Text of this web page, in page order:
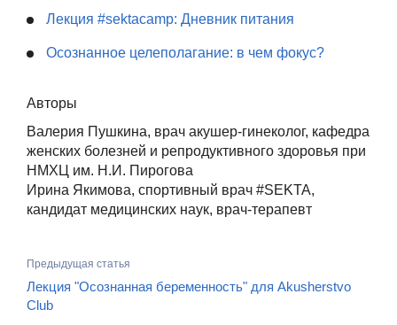
Лекция #sektacamp: Дневник питания
Осознанное целеполагание: в чем фокус?
Авторы
Валерия Пушкина, врач акушер-гинеколог, кафедра
женских болезней и репродуктивного здоровья при
НМХЦ им. Н.И. Пирогова
Ирина Якимова, спортивный врач #SEKTA,
кандидат медицинских наук, врач-терапевт
Предыдущая статья
Лекция "Осознанная беременность" для Akusherstvo
Club